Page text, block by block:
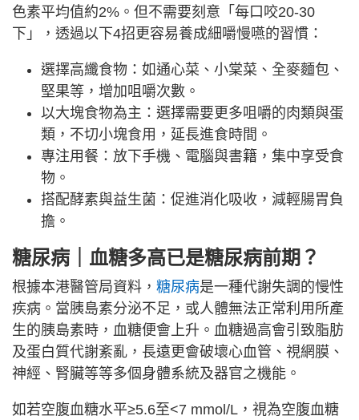
色素平均值約2%。但不需要刻意「每口咬20-30
下」，透過以下4招更容易養成細嚼慢嚥的習慣：
選擇高纖食物：如通心菜、小棠菜、全麥麵包、
堅果等，增加咀嚼次數。
以大塊食物為主：選擇需要更多咀嚼的肉類與蛋
類，不切小塊食用，延長進食時間。
專注用餐：放下手機、電腦與書籍，集中享受食
物。
搭配酵素與益生菌：促進消化吸收，減輕腸胃負
擔。
糖尿病｜血糖多高已是糖尿病前期？
根據本港醫管局資料， 糖尿病是一種代謝失調的慢性
疾病。當胰島素分泌不足，或人體無法正常利用所產
生的胰島素時，血糖便會上升。血糖過高會引致脂肪
及蛋白質代謝紊亂，長遠更會破壞心血管、視網膜、
神經、腎臟等等多個身體系統及器官之機能。
如若空腹血糖水平≥5.6至<7 mmol/L，視為空腹血糖